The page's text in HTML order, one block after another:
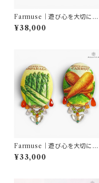
Farmuse｜遊び心を大切に｜
天然石ベジピアス スイカ＆メ
ロン｜一点物ピアス｜AQUAR
¥38,000
Farmuse｜遊び心を大切に｜
天然石ベジピアス アスパラガ
ス＆キャロット｜一点物ピアス｜
¥33,000